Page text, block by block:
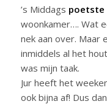
’s Middags poetste
woonkamer…. Wat
nek aan over. Maar
inmiddels al het
was mijn taak.
Jur heeft het
ook bijna af! Dus